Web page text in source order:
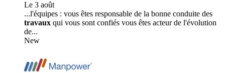
Le 3 août
...l'équipes : vous êtes responsable de la bonne conduite des
travaux qui vous sont confiés vous êtes acteur de l'évolution
de...
New